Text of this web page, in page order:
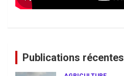
Publications récentes